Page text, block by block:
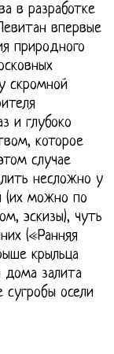
в разработке
впервые
природного
скромной
и глубоко
которое
случае
несложно у
(их можно по
эскизы), чуть
(«Ранняя
крыльца
дома залита
осели